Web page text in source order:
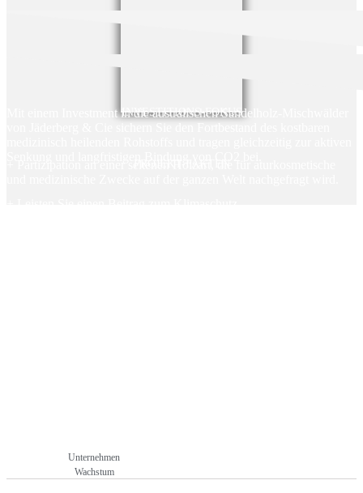
INVESTITIONS-FOKUS
Mit einem Investment in die australischen Sandelholz-Mischwälder
Unternehmen
Wachstum